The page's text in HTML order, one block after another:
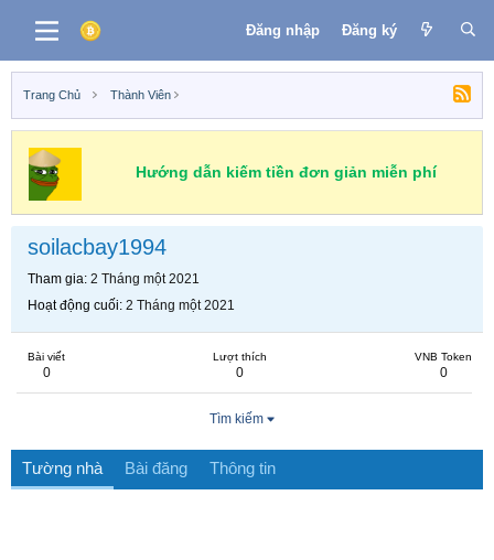
Đăng nhập Đăng ký
Trang Chủ Thành Viên
Hướng dẫn kiếm tiền đơn giản miễn phí
soilacbay1994
Tham gia 2 Tháng một 2021
Hoạt động cuối 2 Tháng một 2021
Bài viết
0
Lượt thích
0
VNB Token
0
Tìm kiếm
Tường nhà Bài đăng Thông tin